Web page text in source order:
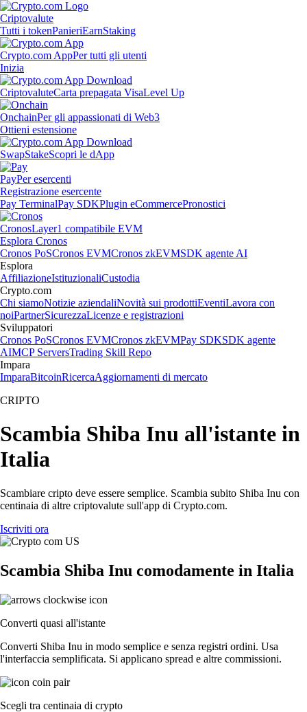
Criptovalute
Tutti i tokenPanieriEarnStaking
Crypto.com AppPer tutti gli utenti
Inizia
CriptovaluteCarta prepagata VisaLevel Up
OnchainPer gli appassionati di Web3
Ottieni estensione
SwapStakeScopri le dApp
PayPer esercenti
Registrazione esercente
Pay TerminalPay SDKPlugin eCommercePronostici
CronosLayer1 compatibile EVM
Esplora Cronos
Cronos PoSCronos EVMCronos zkEVMSDK agente AI
Esplora
AffiliazioneIstituzionaliCustodia
Crypto.com
Chi siamoNotizie aziendaliNovità sui prodottiEventiLavora con
noiPartnerSicurezzaLicenze e registrazioni
Sviluppatori
Cronos PoSCronos EVMCronos zkEVMPay SDKSDK agente
AIMCP ServersTrading Skill Repo
Impara
ImparaBitcoinRicercaAggiornamenti di mercato
CRIPTO
Scambia Shiba Inu all'istante in
Italia
Scambiare cripto deve essere semplice. Scambia subito Shiba Inu con
centinaia di altre criptovalute sull'app di Crypto.com.
Iscriviti ora
Scambia Shiba Inu comodamente in Italia
Converti quasi all'istante
Converti Shiba Inu in modo semplice e senza registri ordini. Usa
l'interfaccia semplificata. Si applicano spread e altre commissioni.
Scegli tra centinaia di crypto